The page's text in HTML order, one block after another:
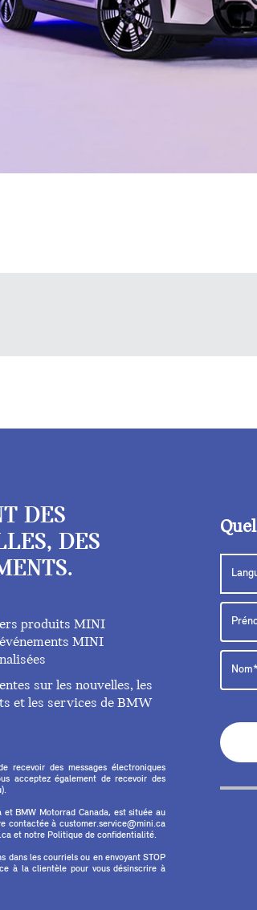
DES
DES
produits MINI
MINI
sur les nouvelles, les
et les services de BMW
recevoir des messages électroniques
acceptez également de recevoir des
BMW Motorrad Canada, est située au
contactée à customer.service@mini.ca
et notre Politique de confidentialité.
dans les courriels ou en envoyant STOP
à la clientèle pour vous désinscrire à